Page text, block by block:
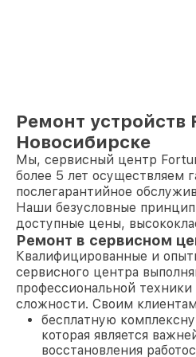
Ремонт устройств
Новосибирске
Мы, сервисный центр
более 5 лет осуществляем
послегарантийное
Наши безусловные
доступные цены,
Ремонт в сервисном
Квалифицированные и
сервисного центра
профессиональной
сложности. Своим
бесплатную
которая является
восстановления